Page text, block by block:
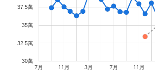
7月 11月 3月 7月 11月
30萬
32.5萬
35萬
37.5萬